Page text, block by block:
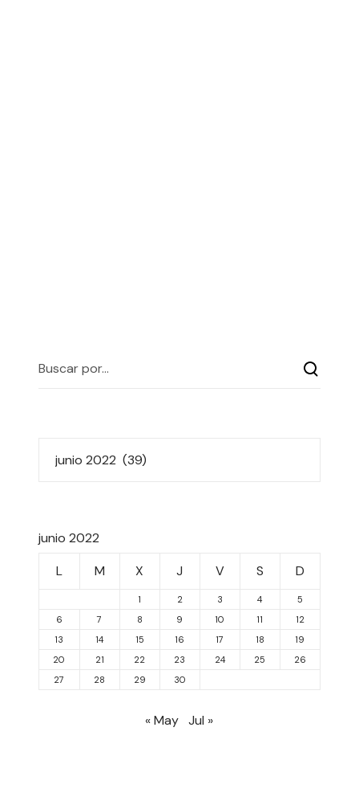
junio 2022
L
M X J V S D
1 2 3 4
5
6
7 8 9 10 11
12
13
14 15 16 17 18
19
20
21 22 23 24 25
26
27
28 29 30
« May Jul »